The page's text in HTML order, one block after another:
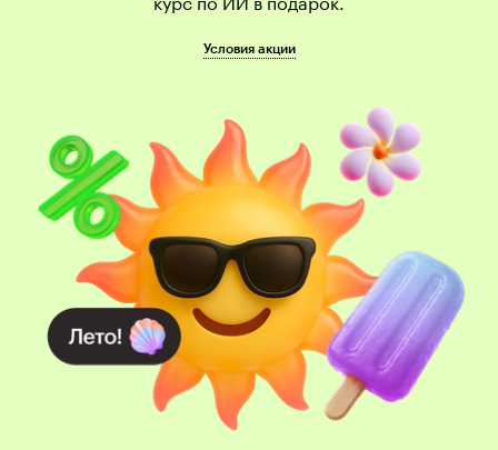
курс по ИИ в подарок.
Условия акции